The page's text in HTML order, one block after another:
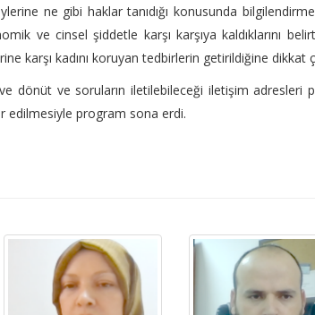
ne gibi haklar tanıdığı konusunda
ve cinsel şiddetle karşı karşıya kaldıklarını
karşı kadını koruyan tedbirlerin getirildiğine dikkat
dönüt ve soruların iletilebileceği iletişim adresleri
edilmesiyle program sona erdi.